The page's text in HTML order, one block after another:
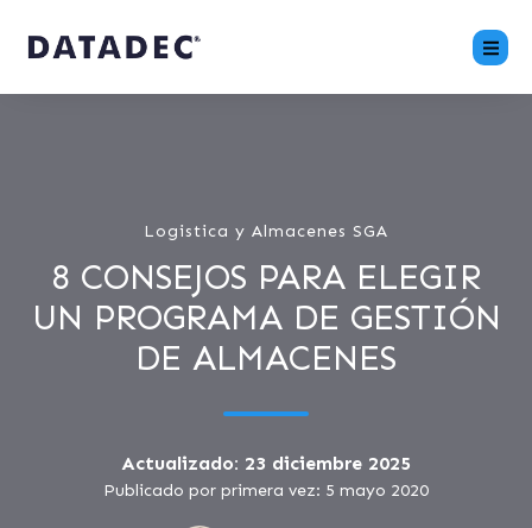
Logistica y Almacenes SGA
8 CONSEJOS PARA ELEGIR
UN PROGRAMA DE GESTIÓN
DE ALMACENES
Actualizado: 23 diciembre 2025
Publicado por primera vez: 5 mayo 2020